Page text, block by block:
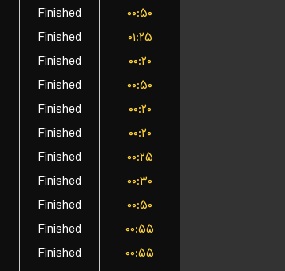
Finished
۰۰:۵۰
Finished
۰۱:۲۵
Finished
۰۰:۲۰
Finished
۰۰:۵۰
Finished
۰۰:۲۰
Finished
۰۰:۲۰
Finished
۰۰:۲۵
Finished
۰۰:۳۰
Finished
۰۰:۵۰
Finished
۰۰:۵۵
Finished
۰۰:۵۵